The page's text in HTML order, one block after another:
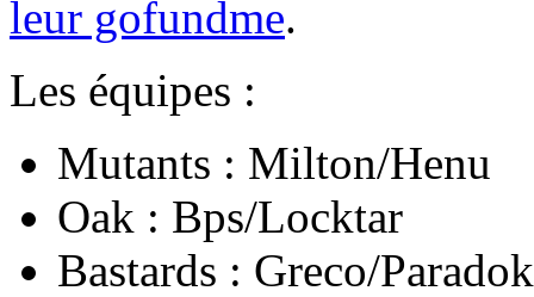
leur gofundme.
Les équipes :
Mutants : Milton/Henu
Oak : Bps/Locktar
Bastards : Greco/